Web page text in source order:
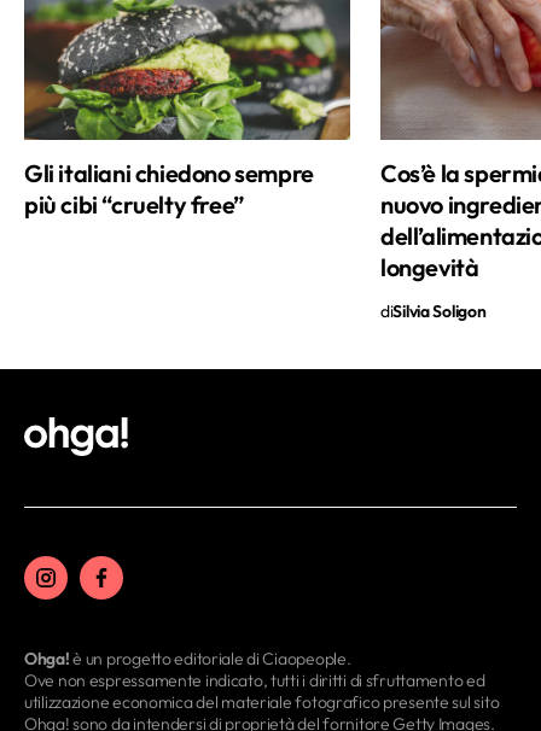
diverse testate nazionali e siti
specializzati nel settore salute. Socia di
Unamsi, l'Unione Nazionale Medico
Scientifica di Informazione, riceve a
Roma e a Milano.
Gli italiani chiedono sempre
più cibi “cruelty free”
Cos’è la
nuovo
longevità
diSilvia Soligon
Ohga!è un progetto editoriale di Ciaopeople.
Ove non espressamente indicato, tutti i diritti di sfruttamento ed
utilizzazione economica del materiale fotografico presente sul sito
Ohga! sono da intendersi di proprietà del fornitore Getty Images.